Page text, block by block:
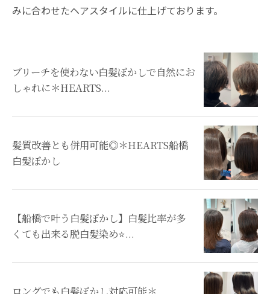
みに合わせたヘアスタイルに仕上げております。
ブリーチを使わない白髪ぼかしで自然にお
しゃれに＊HEARTS...
髪質改善とも併用可能◎＊HEARTS船橋
白髪ぼかし
【船橋で叶う白髪ぼかし】白髪比率が多
くても出来る脱白髪染め⭐...
ロングでも白髪ぼかし対応可能＊